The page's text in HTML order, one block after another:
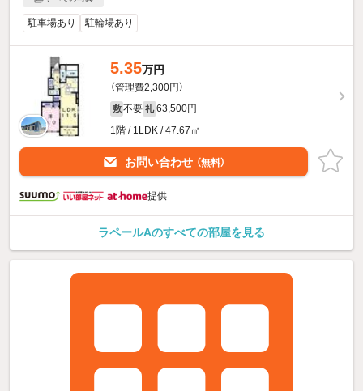
駐車場あり 駐輪場あり
5.35万円
（管理費2,300円）
敷 不要 礼 63,500円
1階 / 1LDK / 47.67㎡
お問い合わせ （無料）
提供
ラペールAのすべての部屋を見る